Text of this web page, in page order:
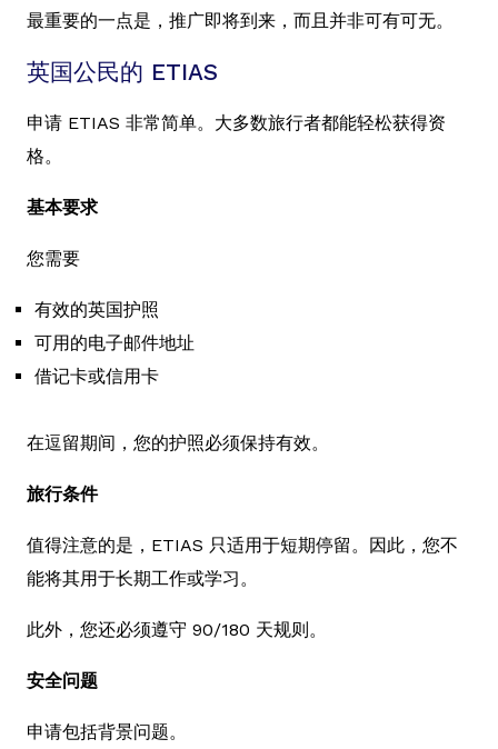
最重要的一点是，推广即将到来，而且并非可有可无。
英国公民的 ETIAS
申请 ETIAS 非常简单。大多数旅行者都能轻松获得资
格。
基本要求
您需要
有效的英国护照
可用的电子邮件地址
借记卡或信用卡
在逗留期间，您的护照必须保持有效。
旅行条件
值得注意的是，ETIAS 只适用于短期停留。因此，您不
能将其用于长期工作或学习。
此外，您还必须遵守 90/180 天规则。
安全问题
申请包括背景问题。